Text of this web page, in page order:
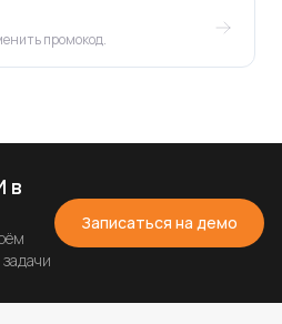
промокод.
в
Записаться на демо